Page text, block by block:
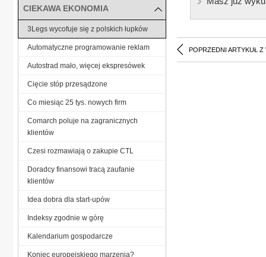
POPRZEDNI ARTYKUŁ Z
CIEKAWA EKONOMIA
3Legs wycofuje się z polskich łupków
Automatyczne programowanie reklam
Autostrad mało, więcej ekspresówek
Cięcie stóp przesądzone
Co miesiąc 25 tys. nowych firm
Comarch poluje na zagranicznych
klientów
Czesi rozmawiają o zakupie CTL
Doradcy finansowi tracą zaufanie
klientów
Idea dobra dla start-upów
Indeksy zgodnie w górę
Kalendarium gospodarcze
Koniec europejskiego marzenia?